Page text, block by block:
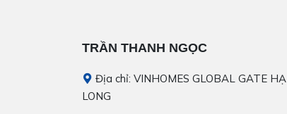
TRẦN THANH NGỌC
Địa chỉ: VINHOMES GLOBAL GATE HẠ
LONG